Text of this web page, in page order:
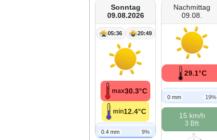
Sonntag
09.08.2026
05:36 20:49
max30.3°C
min12.4°C
0.4 mm 9%
Nachmittag
09.08.
29.1°C
0 mm 19%
15 km/h
3 Bft
N